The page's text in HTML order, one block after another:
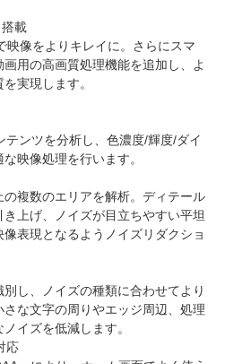
載
映像をよりキレイに。さらにスマ
用の高画質処理機能を追加し、よ
実現します。
テンツを分析し、色濃度/輝度/ダイ
映像処理を行います。
複数のエリアを解析。ディテール
上げ、ノイズが目立ちやすい平坦
表現となるようノイズリダクショ
し、ノイズの種類に合わせてより
な文字の周りやエッジ周辺、処理
イズを低減します。
応